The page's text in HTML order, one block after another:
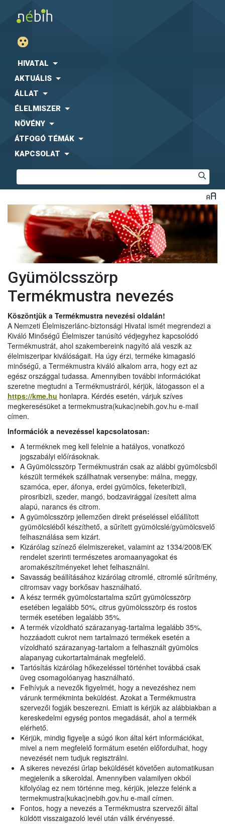
HIVATAL
AKTUÁLIS
ÁLLAT
ÉLELMISZER
NÖVÉNY
ÁTFOGÓ TÉMÁK
KAPCSOLAT
Gyümölcsszörp
Termékmustra nevezés
Köszöntjük a Termékmustra nevezési oldalán!
A Nemzeti Élelmiszerlánc-biztonsági Hivatal ismét megrendezi a
Kiváló Minőségű Élelmiszer tanúsító védjegyhez kapcsolódó
Termékmustrát, ahol szakembereink nagyító alá veszik az
élelmiszeripar kiválóságait. Ha úgy érzi, terméke kimagasló
minőségű, a Termékmustra kiváló alkalom arra, hogy ezt az
egész országgal tudassa. Amennyiben további információkat
szeretne megtudni a Termékmustráról, kérjük, látogasson el a
https://kme.hu honlapra. Kérdés esetén, várjuk szíves
megkeresésüket a termekmustra(kukac)nebih.gov.hu e-mail
címen.
Információk a nevezéssel kapcsolatosan:
A terméknek meg kell felelnie a hatályos, vonatkozó
jogszabályi előírásoknak.
A Gyümölcsszörp Termékmustrán csak az alábbi gyümölcsből
készült termékek szállhatnak versenybe: málna, meggy,
szamóca, eper, áfonya, erdei gyümölcs, feketeribizli,
pirosribizli, szeder, mangó, bodzavirággal ízesített alma
alapú, narancs és citrom.
A gyümölcsszörp jellemzően direkt préseléssel előállított
gyümölcsléből készíthető, a sűrített gyümölcslé/gyümölcsvelő
felhasználása sem kizárt.
Kizárólag színező élelmiszereket, valamint az 1334/2008/EK
rendelet szerinti természetes aromaanyagokat és
aromakészítményeket lehet felhasználni.
Savasság beállításához kizárólag citromlé, citromlé sűrítmény,
citromsav vagy borkősav használható.
A kész termék gyümölcstartalma szűrt gyümölcsszörp
esetében legalább 50%, citrus gyümölcsszörp és rostos
termék esetében legalább 35%.
A termék vízoldható szárazanyag-tartalma legalább 35%,
hozzáadott cukrot nem tartalmazó termékek esetén a
vízoldható szárazanyag-tartalom a felhasznált gyümölcs
alapanyag cukortartalmának megfelelő.
Tartósítás kizárólag hőkezeléssel történhet továbbá csak
üveg csomagolóanyag használható.
Felhívjuk a nevezők figyelmét, hogy a nevezéshez nem
várunk termékminta beküldést. Azokat a Termékmustra
szervezői fogják beszerezni. Emiatt is kérjük az alábbiakban a
kereskedelmi egység pontos megadását, ahol a termék
elérhető.
Kérjük, mindig figyelje a súgó ikon által kért információkat,
mivel a nem megfelelő formátum esetén előfordulhat, hogy
nevezését nem tudjuk regisztrálni.
A sikeres nevezési űrlap beküldését követően automatikusan
megjelenik a sikeroldal. Amennyiben valamilyen okból
kifolyólag ez nem történne meg, kérjük, jelezze felénk a
termekmustra(kukac)nebih.gov.hu e-mail címen.
Fontos, hogy a nevezés a Termékmustra szervezői által
küldött visszaigazoló levél után válik érvényessé.